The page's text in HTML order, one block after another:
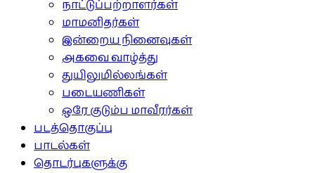
நாட்டுப்பற்றாளர்கள்
மாமனிதர்கள்
இன்றைய நினைவுகள்
அகவை வாழ்த்து
துயிலுமில்லங்கள்
படையணிகள்
ஒரே குடும்ப மாவீரர்கள்
படத்தொகுப்பு
பாடல்கள்
தொடர்புகளுக்கு